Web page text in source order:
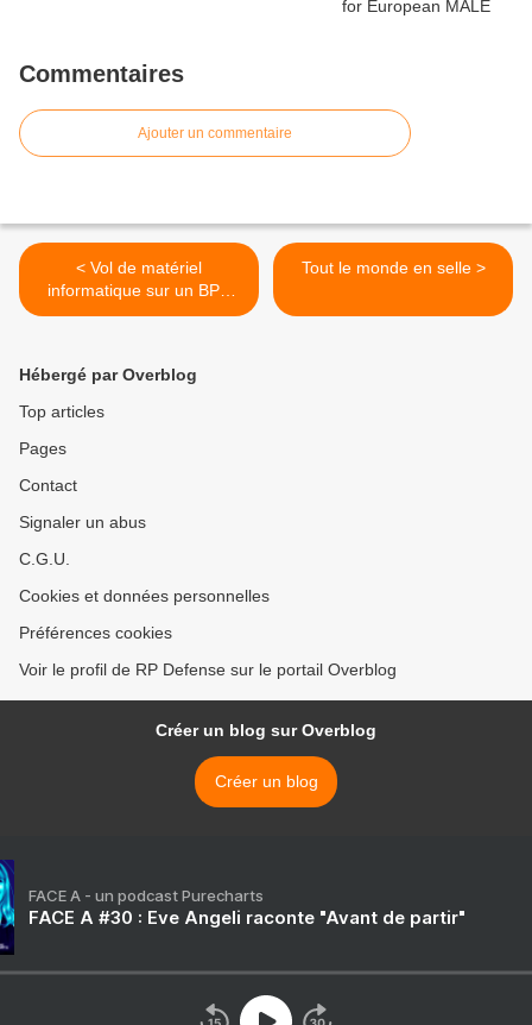
Commentaires
Ajouter un commentaire
< Vol de matériel
informatique sur un BPC
destiné à la Russie
Tout le monde en selle >
Hébergé par Overblog
Top articles
Pages
Contact
Signaler un abus
C.G.U.
Cookies et données personnelles
Préférences cookies
Voir le profil de RP Defense sur le portail Overblog
Créer un blog sur Overblog
Créer un blog
FACE A - un podcast Purecharts
FACE A #30 : Eve Angeli raconte "Avant de partir"